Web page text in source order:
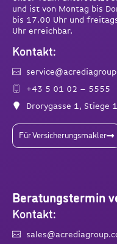
und ist von Montag bis
bis 17.00 Uhr und
Uhr erreichbar.
Kontakt:
+43 5 01 02 – 5555
Drorygasse 1, Stiege
Für Versicherungsmakler
Beratungstermin
Kontakt: